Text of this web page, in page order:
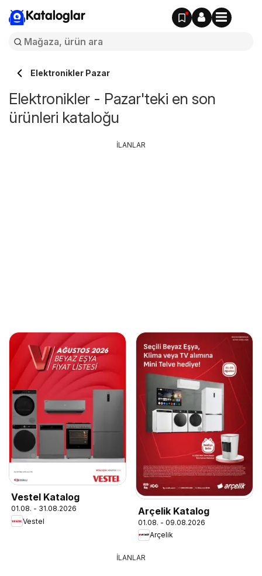
Kataloglar
Elektronikler Pazar
Elektronikler - Pazar'teki en son
ürünleri kataloğu
Vestel Katalog
01.08. - 31.08.2026
Vestel
Arçelik Katalog
01.08. - 09.08.2026
Arçelik
İLANLAR
İLANLAR